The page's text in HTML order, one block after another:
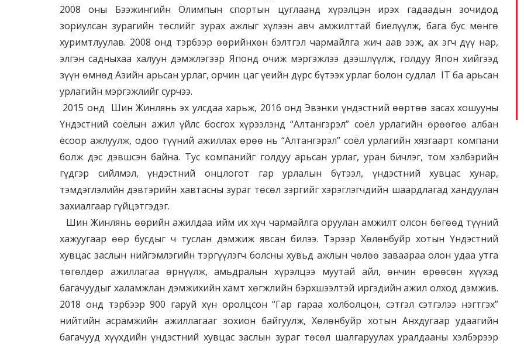
2008 оны Бээжингийн Олимпын спортын цуглаанд хүрэлцэн ирэх гадаадын зочидод
зориулсан зурагийн төслийг зурах ажлыг хүлээн авч амжилттай биелүүлж, бага бус мөнгө
хуримтлуулав. 2008 онд тэрбээр өөрийнхөн бэлтгэл чармайлга жич аав ээж, ах эгч дүү нар,
элгэн садныхаа халуун дэмжлэгээр Японд очиж мэргэжлээ дээшлүүлж, голдуу Япон хийгээд
зүүн өмнөд Азийн арьсан урлаг, орчин цаг үеийн дүрс бүтээх урлаг болон судлал IT ба арьсан
урлагийн мэргэжлийг сурчээ.
2015 онд Шин Жинлянь эх улсдаа харьж, 2016 онд Эвэнки үндэстний өөртөө засах хошууны
Үндэстний соёлын ажил үйлс босгох хүрээлэнд “Алтангэрэл” соёл урлагийн өрөөгөө албан
ёсоор ажлуулж, одоо түүний ажиллах өрөө нь “Алтангэрэл” соёл урлагийн хязгаарт компани
болж дэс дэвшсэн байна. Тус компанийг голдуу арьсан урлаг, уран бичлэг, том хэлбэрийн
гүдгэр сийлмэл, үндэстний онцлогот гар урлалын бүтээл, үндэстний хувцас хунар,
тэмдэглэлийн дэвтэрийн хавтасны зураг төсөл зэргийг хэрэглэгчдийн шаардлагад хандуулан
захиалгаар гүйцэтгэдэг.
Шин Жинлянь өөрийн ажилдаа ийм их хүч чармайлга оруулан амжилт олсон бөгөөд түүний
хажуугаар өөр бусдыг ч туслан дэмжиж явсан билээ. Тэрээр Хөлөнбуйр хотын Үндэстний
хувцас заслын нийгэмлэгийн тэргүүлэгч болсны хувьд ажлын чөлөө заваараа олон удаа утга
төгөлдөр ажиллагаа өрнүүлж, амьдралын хүрэлцээ муутай айл, өнчин өрөөсөн хүүхэд
багачуудыг халамжлан дэмжихийн хамт хөгжлийн бэрхшээлтэй иргэдийн ажил олход дэмжив.
2018 онд тэрбээр 900 гаруй хүн оролцсон “Гар гараа холболцон, сэтгэл сэтгэлээ нэгтгэх”
нийтийн асрамжийн ажиллагааг зохион байгуулж, Хөлөнбуйр хотын Анхдугаар удаагийн
багачууд хүүхдийн үндэстний хувцас заслын зураг төсөл шалгаруулах уралдааны хэлбэрээр